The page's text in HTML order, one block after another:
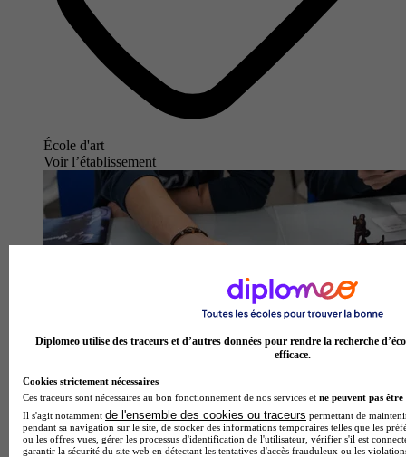
École d'art
Voir l’établissement
Diplomeo utilise des traceurs et d’autres données pour rendre la recherche
efficace.
Cookies strictement nécessaires
Ces traceurs sont nécessaires au bon fonctionnement de nos services et ne peuvent pas être
Il s'agit notamment de l'ensemble des cookies ou traceurs permettant de
pendant sa navigation sur le site, de stocker des informations temporaires telles que les
ou les offres vues, gérer les processus d'identification de l'utilisateur, vérifier s'il est
garantir la sécurité du site web en détectant les tentatives d'accès frauduleux ou les